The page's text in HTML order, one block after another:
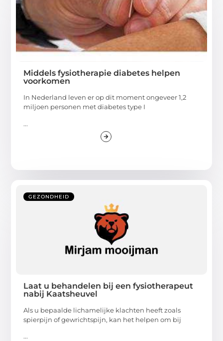
Middels fysiotherapie diabetes helpen
voorkomen
In Nederland leven er op dit moment ongeveer 1,2
miljoen personen met diabetes type I
...
GEZONDHEID
Laat u behandelen bij een fysiotherapeut
nabij Kaatsheuvel
Als u bepaalde lichamelijke klachten heeft zoals
spierpijn of gewrichtspijn, kan het helpen om bij
...